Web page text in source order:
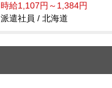
時給1,107円～1,384円
派遣社員 / 北海道